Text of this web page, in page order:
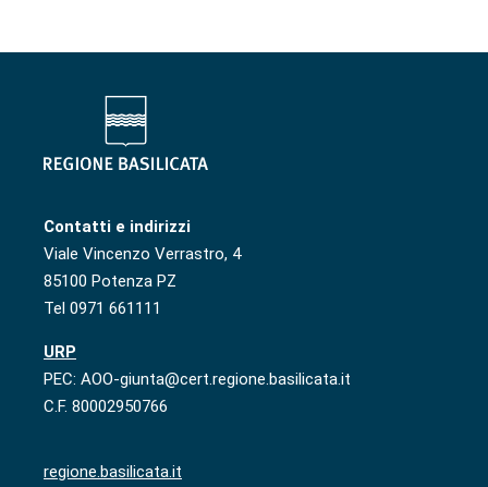
Contatti e indirizzi
Viale Vincenzo Verrastro, 4
85100 Potenza PZ
Tel 0971 661111
URP
PEC: AOO-giunta@cert.regione.basilicata.it
C.F. 80002950766
regione.basilicata.it